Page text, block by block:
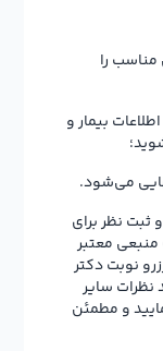
مناسب را
بیمار و
می‌شود.
ثبت نظر برای
منبعی معتبر
نوبت دکتر
نظرات سایر
و مطمئن